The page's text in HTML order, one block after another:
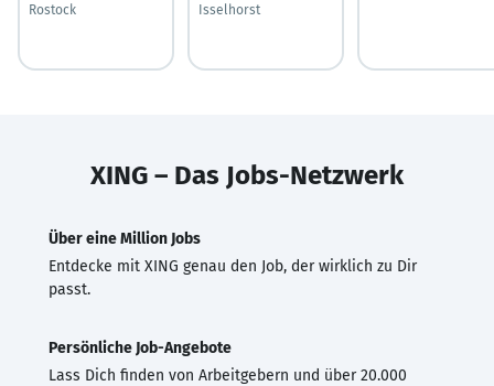
Rostock
Isselhorst
XING – Das Jobs-Netzwerk
Über eine Million Jobs
Entdecke mit XING genau den Job, der wirklich zu Dir
passt.
Persönliche Job-Angebote
Lass Dich finden von Arbeitgebern und über 20.000